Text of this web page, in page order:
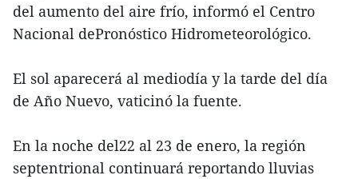
del aumento del aire frío, informó el Centro
Nacional dePronóstico Hidrometeorológico.
El sol aparecerá al mediodía y la tarde del día
de Año Nuevo, vaticinó la fuente.
En la noche del22 al 23 de enero, la región
septentrional continuará reportando lluvias